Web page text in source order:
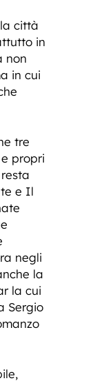
città
in
non
in cui
tre
propri
e Il
negli
la
la cui
Sergio